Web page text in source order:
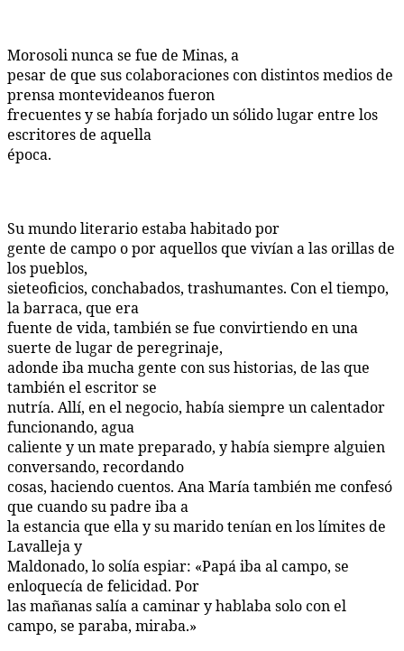
Morosoli nunca se fue de Minas, a
pesar de que sus colaboraciones con distintos medios de
prensa montevideanos fueron
frecuentes y se había forjado un sólido lugar entre los
escritores de aquella
época.
Su mundo literario estaba habitado por
gente de campo o por aquellos que vivían a las orillas de
los pueblos,
sieteoficios, conchabados, trashumantes. Con el tiempo,
la barraca, que era
fuente de vida, también se fue convirtiendo en una
suerte de lugar de peregrinaje,
adonde iba mucha gente con sus historias, de las que
también el escritor se
nutría. Allí, en el negocio, había siempre un calentador
funcionando, agua
caliente y un mate preparado, y había siempre alguien
conversando, recordando
cosas, haciendo cuentos. Ana María también me confesó
que cuando su padre iba a
la estancia que ella y su marido tenían en los límites de
Lavalleja y
Maldonado, lo solía espiar: «Papá iba al campo, se
enloquecía de felicidad. Por
las mañanas salía a caminar y hablaba solo con el
campo, se paraba, miraba.»